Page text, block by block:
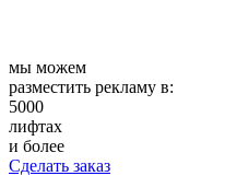
мы можем
разместить рекламу в:
5000
лифтах
и более
Сделать заказ